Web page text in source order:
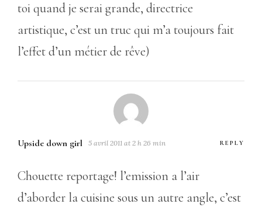
toi quand je serai grande, directrice
artistique, c’est un truc qui m’a toujours fait
l’effet d’un métier de rêve)
Upside down girl 5 avril 2011 at 2 h 26 min REPLY
Chouette reportage! l’emission a l’air
d’aborder la cuisine sous un autre angle, c’est